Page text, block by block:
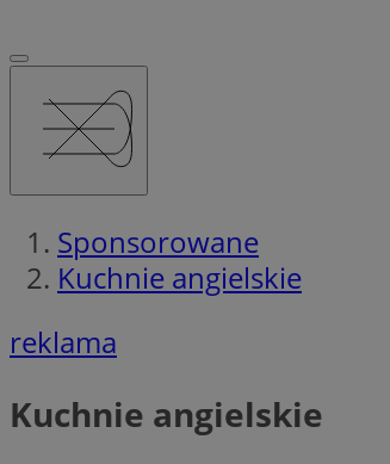
Sponsorowane
Kuchnie angielskie
reklama
Kuchnie angielskie